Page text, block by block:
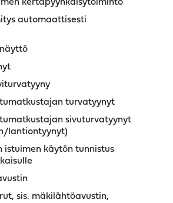
kertapyyhkäisytoiminto
automaattisesti
turvatyynyt
sivuturvatyynyt
lantiontyynyt)
istuimen käytön tunnistus
sis. mäkilähtöavustin,